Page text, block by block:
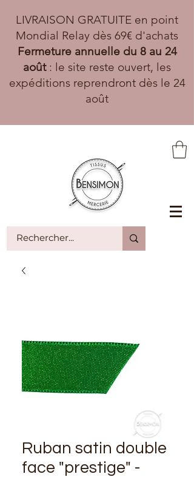
LIVRAISON GRATUITE en point
Mondial Relay dès 69€ d'achats
Fermeture annuelle du 8 au 24
août: le site reste ouvert, les
expéditions reprendront dès le 24
août
Ruban satin double
face "prestige" -